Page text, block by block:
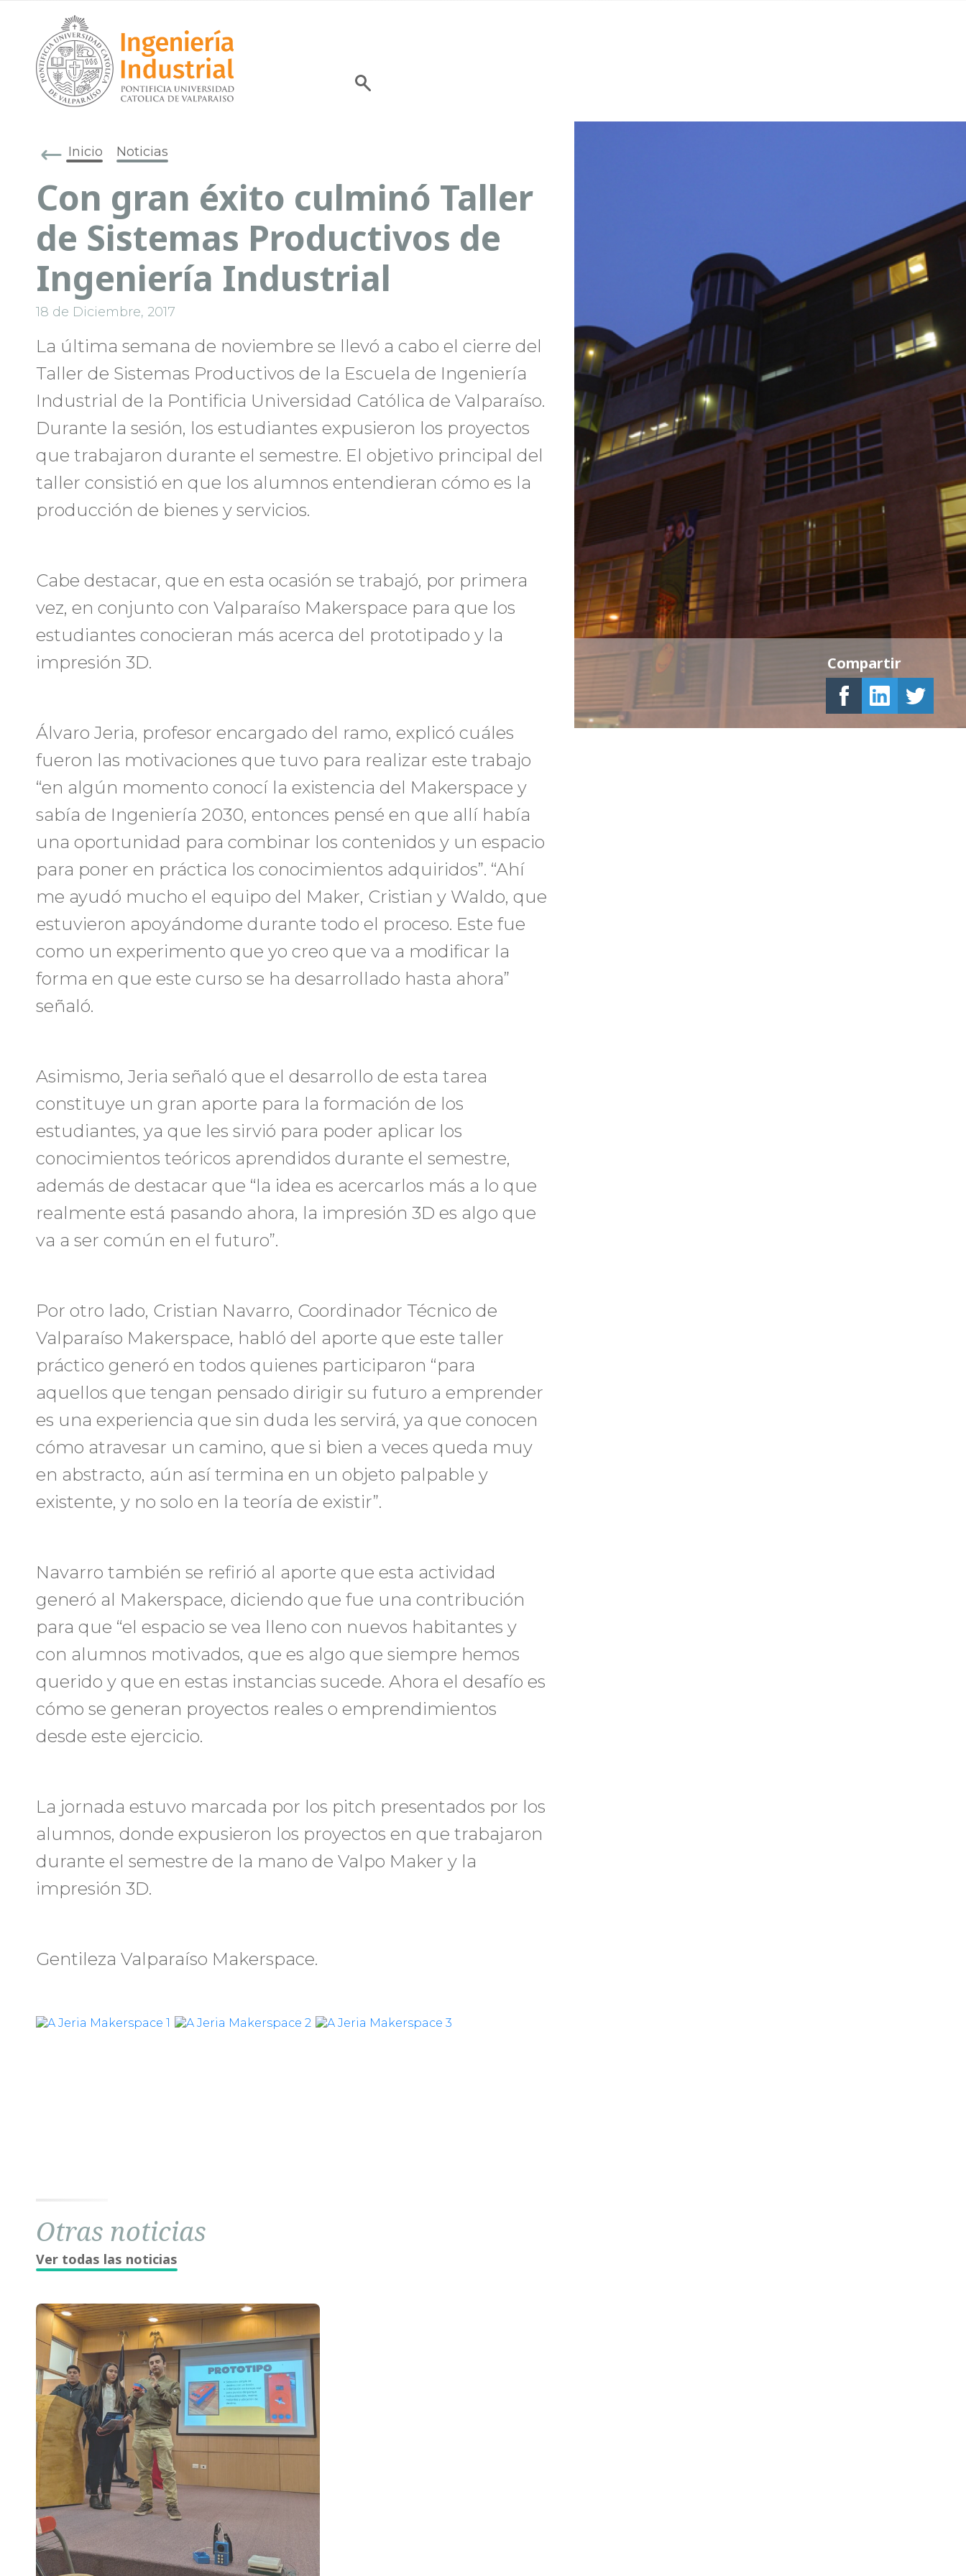
Inicio Noticias
Con gran éxito culminó Taller
de Sistemas Productivos de
Ingeniería Industrial
18 de Diciembre, 2017
La última semana de noviembre se llevó a cabo el cierre del
Taller de Sistemas Productivos de la Escuela de Ingeniería
Industrial de la Pontificia Universidad Católica de Valparaíso.
Durante la sesión, los estudiantes expusieron los proyectos
que trabajaron durante el semestre. El objetivo principal del
taller consistió en que los alumnos entendieran cómo es la
producción de bienes y servicios.
Cabe destacar, que en esta ocasión se trabajó, por primera
vez, en conjunto con Valparaíso Makerspace para que los
estudiantes conocieran más acerca del prototipado y la
impresión 3D.
Álvaro Jeria, profesor encargado del ramo, explicó cuáles
fueron las motivaciones que tuvo para realizar este trabajo
“en algún momento conocí la existencia del Makerspace y
sabía de Ingeniería 2030, entonces pensé en que allí había
una oportunidad para combinar los contenidos y un espacio
para poner en práctica los conocimientos adquiridos”. “Ahí
me ayudó mucho el equipo del Maker, Cristian y Waldo, que
estuvieron apoyándome durante todo el proceso. Este fue
como un experimento que yo creo que va a modificar la
forma en que este curso se ha desarrollado hasta ahora”
señaló.
Asimismo, Jeria señaló que el desarrollo de esta tarea
constituye un gran aporte para la formación de los
estudiantes, ya que les sirvió para poder aplicar los
conocimientos teóricos aprendidos durante el semestre,
además de destacar que “la idea es acercarlos más a lo que
realmente está pasando ahora, la impresión 3D es algo que
va a ser común en el futuro”.
Por otro lado, Cristian Navarro, Coordinador Técnico de
Valparaíso Makerspace, habló del aporte que este taller
práctico generó en todos quienes participaron “para
aquellos que tengan pensado dirigir su futuro a emprender
es una experiencia que sin duda les servirá, ya que conocen
cómo atravesar un camino, que si bien a veces queda muy
en abstracto, aún así termina en un objeto palpable y
existente, y no solo en la teoría de existir”.
Navarro también se refirió al aporte que esta actividad
generó al Makerspace, diciendo que fue una contribución
para que “el espacio se vea lleno con nuevos habitantes y
con alumnos motivados, que es algo que siempre hemos
querido y que en estas instancias sucede. Ahora el desafío es
cómo se generan proyectos reales o emprendimientos
desde este ejercicio.
La jornada estuvo marcada por los pitch presentados por los
alumnos, donde expusieron los proyectos en que trabajaron
durante el semestre de la mano de Valpo Maker y la
impresión 3D.
Gentileza Valparaíso Makerspace.
Compartir
Otras noticias
Ver todas las noticias